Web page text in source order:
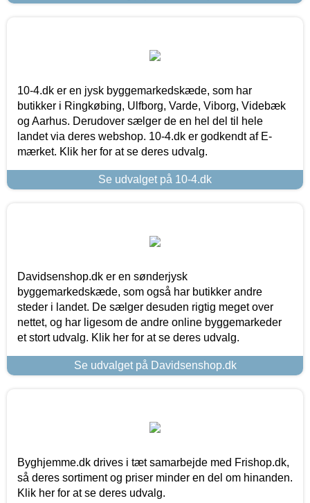
10-4.dk er en jysk byggemarkedskæde, som har
butikker i Ringkøbing, Ulfborg, Varde, Viborg, Videbæk
og Aarhus. Derudover sælger de en hel del til hele
landet via deres webshop. 10-4.dk er godkendt af E-
mærket. Klik her for at se deres udvalg.
Se udvalget på 10-4.dk
Davidsenshop.dk er en sønderjysk
byggemarkedskæde, som også har butikker andre
steder i landet. De sælger desuden rigtig meget over
nettet, og har ligesom de andre online byggemarkeder
et stort udvalg. Klik her for at se deres udvalg.
Se udvalget på Davidsenshop.dk
Byghjemme.dk drives i tæt samarbejde med Frishop.dk,
så deres sortiment og priser minder en del om hinanden.
Klik her for at se deres udvalg.